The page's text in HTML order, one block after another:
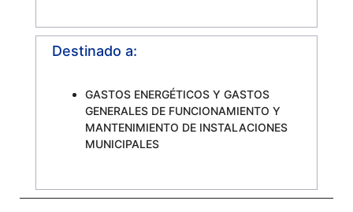
Destinado a:
GASTOS ENERGÉTICOS Y GASTOS
GENERALES DE FUNCIONAMIENTO Y
MANTENIMIENTO DE INSTALACIONES
MUNICIPALES